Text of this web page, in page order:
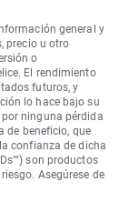
general y
precio u otro
o
El rendimiento
futuros, y
lo hace bajo su
ninguna pérdida
de beneficio, que
confianza de dicha
son productos
Asegúrese de